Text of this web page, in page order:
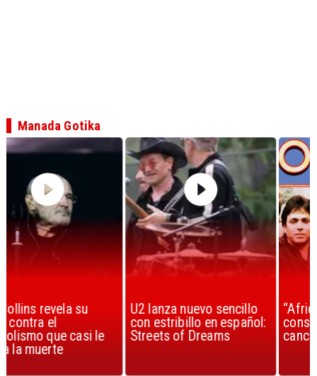
U2 lanza nuevo sencillo
con estribillo en español:
Streets of Dreams
“Africa” de Toto es
considerada la mejor
canción, según la ciencia
Manada Gotika